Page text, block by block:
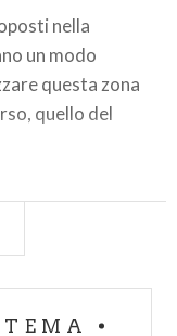
nella
un modo
questa zona
quello del